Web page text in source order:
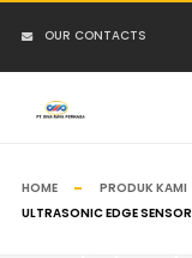
OUR CONTACTS
HOME PRODUK KAMI
ULTRASONIC EDGE SENSOR